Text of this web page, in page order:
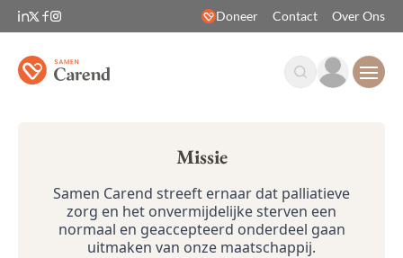
Doneer Contact Over Ons
Missie
Samen Carend streeft ernaar dat palliatieve
zorg en het onvermijdelijke sterven een
normaal en geaccepteerd onderdeel gaan
uitmaken van onze maatschappij.